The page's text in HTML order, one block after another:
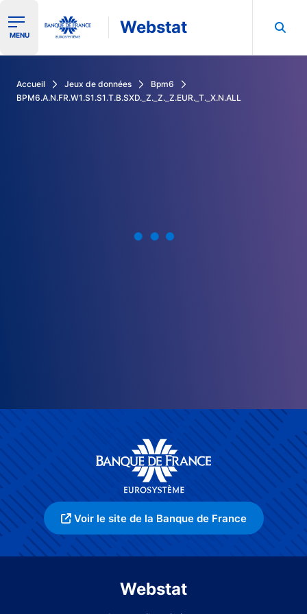
Ouvrir le menu de navigation
MENU Webstat
Accueil Jeux de données
Bpm6
BPM6.A.N.FR.W1.S1.S1.T.B.SXD._Z._Z._Z.EUR._T._X.N.ALL
Voir le site de la Banque de France
Webstat